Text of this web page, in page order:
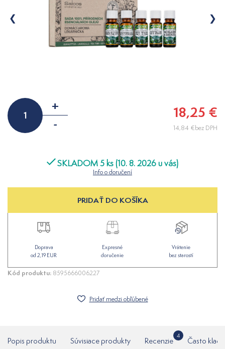
+
-
18,25 €
14,84 €bez DPH
SKLADOM 5 ks (10. 8. 2026 u vás)
Info o doručení
PRIDAŤ DO KOŠÍKA
Doprava
od 2,19 EUR
Expresné
doručenie
Vrátenie
bez starostí
Kód produktu: 8595666006227
Pridať medzi obľúbené
Popis produktu Súvisiace produkty Recenzie
4
Často